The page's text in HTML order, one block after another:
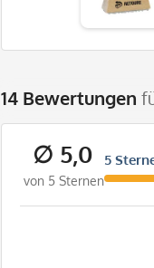
14 Bewertungen
∅ 5,0
von 5 Sternen
5